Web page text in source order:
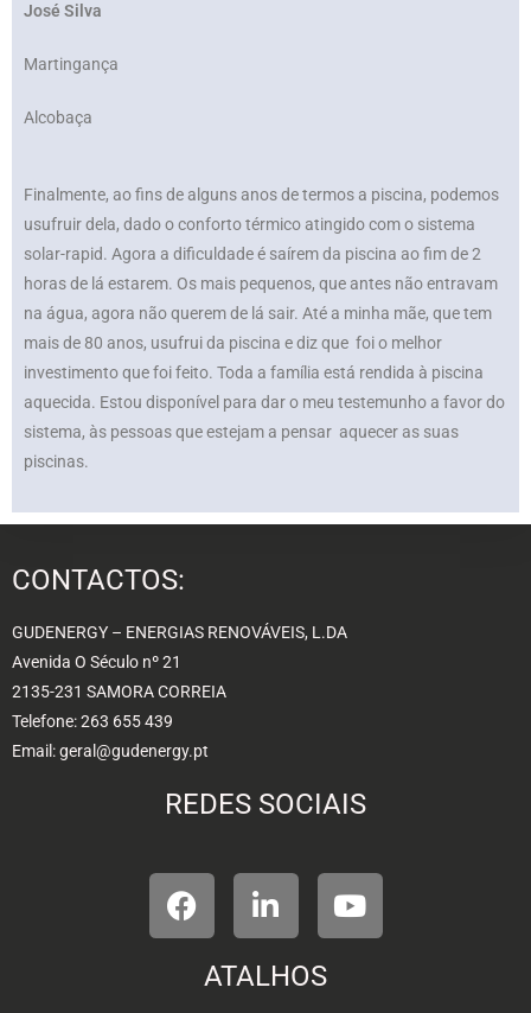
José Silva
Martingança
Alcobaça
Finalmente, ao fins de alguns anos de termos a piscina, podemos
usufruir dela, dado o conforto térmico atingido com o sistema
solar-rapid. Agora a dificuldade é saírem da piscina ao fim de 2
horas de lá estarem. Os mais pequenos, que antes não entravam
na água, agora não querem de lá sair. Até a minha mãe, que tem
mais de 80 anos, usufrui da piscina e diz que foi o melhor
investimento que foi feito. Toda a família está rendida à piscina
aquecida. Estou disponível para dar o meu testemunho a favor do
sistema, às pessoas que estejam a pensar aquecer as suas
piscinas.
CONTACTOS:
GUDENERGY – ENERGIAS RENOVÁVEIS, L.DA
Avenida O Século nº 21
2135-231 SAMORA CORREIA
Telefone: 263 655 439
Email: geral@gudenergy.pt
REDES SOCIAIS
ATALHOS